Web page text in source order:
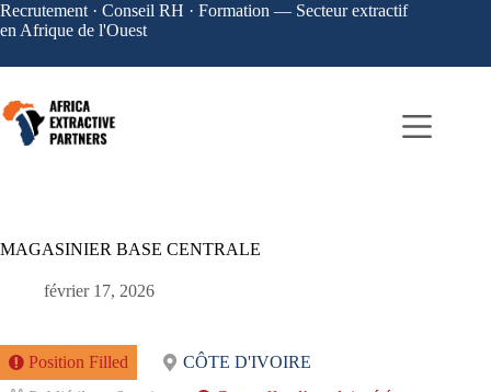
Recrutement · Conseil RH · Formation — Secteur extractif
en Afrique de l'Ouest
MAGASINIER BASE CENTRALE
février 17, 2026
Position Filled
CÔTE D'IVOIRE